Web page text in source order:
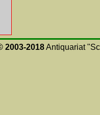
2003-2018Antiquariat